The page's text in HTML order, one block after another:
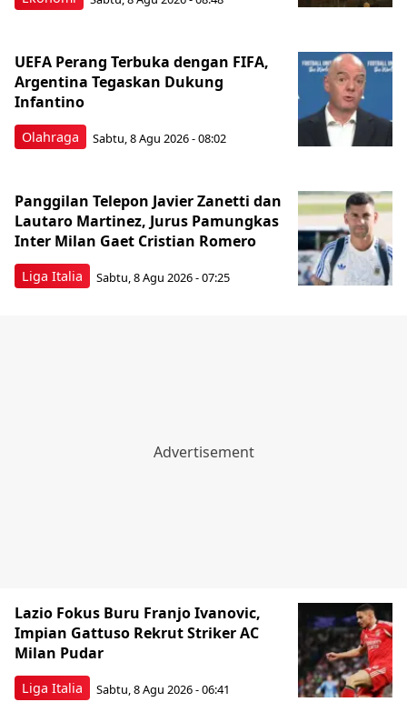
Olahraga
UEFA Perang Terbuka dengan FIFA,
Argentina Tegaskan Dukung
Infantino
Sabtu, 8 Agu 2026 - 08:02
Liga Italia
Panggilan Telepon Javier Zanetti dan
Lautaro Martinez, Jurus Pamungkas
Inter Milan Gaet Cristian Romero
Sabtu, 8 Agu 2026 - 07:25
Liga Italia
Lazio Fokus Buru Franjo Ivanovic,
Impian Gattuso Rekrut Striker AC
Milan Pudar
Sabtu, 8 Agu 2026 - 06:41